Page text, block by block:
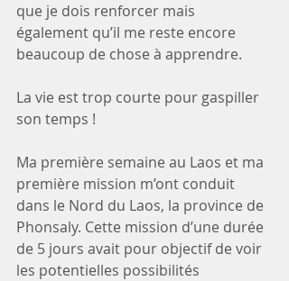
que je dois renforcer mais
également qu’il me reste encore
beaucoup de chose à apprendre.
La vie est trop courte pour gaspiller
son temps !
Ma première semaine au Laos et ma
première mission m’ont conduit
dans le Nord du Laos, la province de
Phonsaly. Cette mission d’une durée
de 5 jours avait pour objectif de voir
les potentielles possibilités